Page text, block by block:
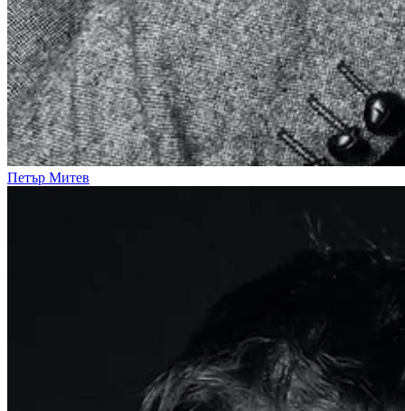
Петър Митев